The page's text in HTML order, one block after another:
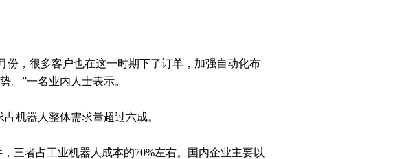
份，很多客户也在这一时期下了订单，加强自动化布
。”一名业内人士表示。
机器人整体需求量超过六成。
三者占工业机器人成本的70%左右。国内企业主要以